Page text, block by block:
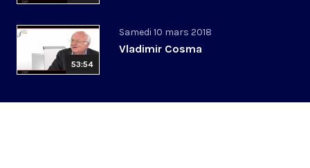
53:54
Samedi 10 mars 2018
Vladimir Cosma